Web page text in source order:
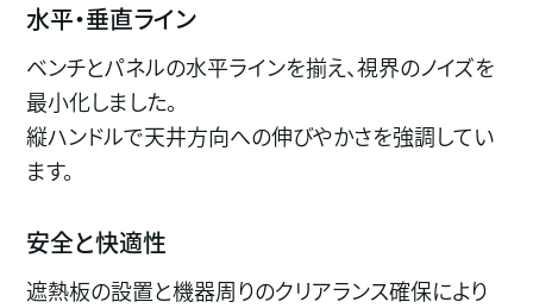
水平・垂直ライン
ベンチとパネルの水平ラインを揃え、視界のノイズを
最小化しました。
縦ハンドルで天井方向への伸びやかさを強調してい
ます。
安全と快適性
遮熱板の設置と機器周りのクリアランス確保により